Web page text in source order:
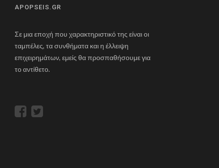
APOPSEIS.GR
Σε μια εποχή που χαρακτηριστικό της είναι οι
ταμπέλες, τα συνθήματα και η έλλειψη
επιχειρημάτων, εμείς θα προσπαθήσουμε για
το αντίθετο.